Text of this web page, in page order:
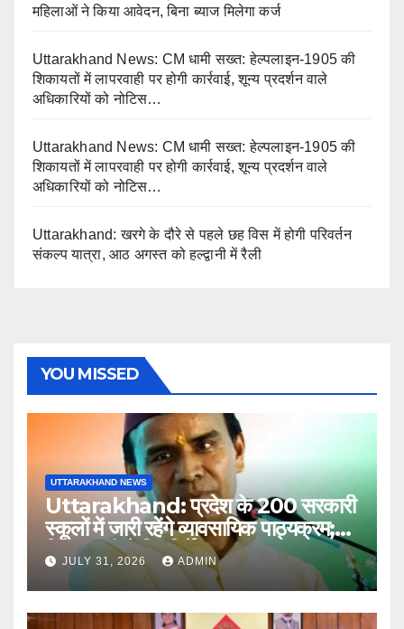
महिलाओं ने किया आवेदन, बिना ब्याज मिलेगा कर्ज
Uttarakhand News: CM धामी सख्त: हेल्पलाइन-1905 की
शिकायतों में लापरवाही पर होगी कार्रवाई, शून्य प्रदर्शन वाले
अधिकारियों को नोटिस…
Uttarakhand News: CM धामी सख्त: हेल्पलाइन-1905 की
शिकायतों में लापरवाही पर होगी कार्रवाई, शून्य प्रदर्शन वाले
अधिकारियों को नोटिस…
Uttarakhand: खरगे के दौरे से पहले छह विस में होगी परिवर्तन
संकल्प यात्रा, आठ अगस्त को हल्द्वानी में रैली
YOU MISSED
UTTARAKHAND NEWS
Uttarakhand: प्रदेश के 200 सरकारी
स्कूलों में जारी रहेंगे व्यावसायिक पाठ्यक्रम;
शिक्षा मंत्री ने दिए निर्देश
JULY 31, 2026 ADMIN